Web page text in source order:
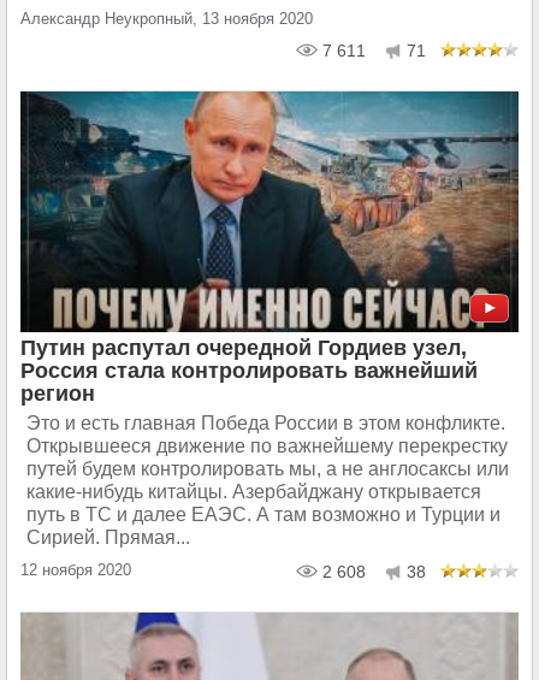
Александр Неукропный, 13 ноября 2020
7 611 71
Путин распутал очередной Гордиев узел,
Россия стала контролировать важнейший
регион
Это и есть главная Победа России в этом конфликте.
Открывшееся движение по важнейшему перекрестку
путей будем контролировать мы, а не англосаксы или
какие-​нибудь китайцы. Азербайджану открывается
путь в ТС и далее ЕАЭС. А там возможно и Турции и
Сирией. Прямая...
12 ноября 2020 2 608 38